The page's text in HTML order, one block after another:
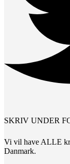
SKRIV UNDER
Vi vil have ALLE
Danmark.